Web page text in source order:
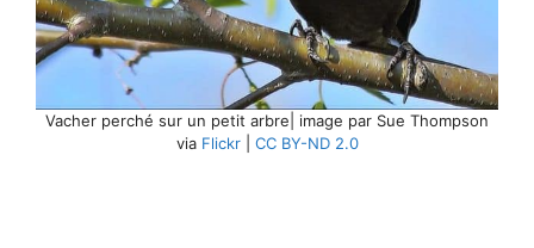
Vacher perché sur un petit arbre| image par Sue Thompson
via Flickr| CC BY-ND 2.0